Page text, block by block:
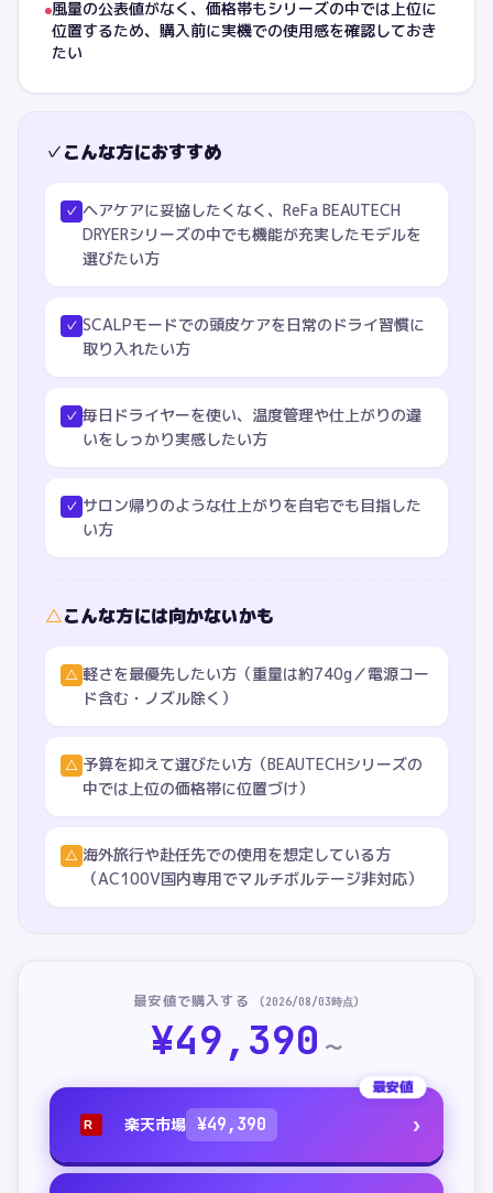
風量の公表値がなく、価格帯もシリーズの中では上位に
位置するため、購入前に実機での使用感を確認しておき
たい
✓こんな方におすすめ
✓ ヘアケアに妥協したくなく、ReFa BEAUTECH
DRYERシリーズの中でも機能が充実したモデルを
選びたい方
✓ SCALPモードでの頭皮ケアを日常のドライ習慣に
取り入れたい方
✓ 毎日ドライヤーを使い、温度管理や仕上がりの違
いをしっかり実感したい方
✓ サロン帰りのような仕上がりを自宅でも目指した
い方
△こんな方には向かないかも
△ 軽さを最優先したい方（重量は約740g／電源コー
ド含む・ノズル除く）
△ 予算を抑えて選びたい方（BEAUTECHシリーズの
中では上位の価格帯に位置づけ）
△ 海外旅行や赴任先での使用を想定している方
（AC100V国内専用でマルチボルテージ非対応）
最安値で購入する (2026/08/03時点)
¥49,390 〜
最安値
R 楽天市場 ¥49,390 ›